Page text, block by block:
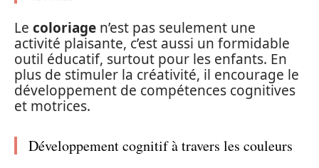
Le coloriage n’est pas seulement une
activité plaisante, c’est aussi un formidable
outil éducatif, surtout pour les enfants. En
plus de stimuler la créativité, il encourage le
développement de compétences cognitives
et motrices.
Développement cognitif à travers les couleurs